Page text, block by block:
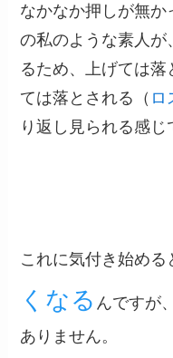
なかなか押しが無
の私のような素人が
るため、上げては落
ては落とされる（ ロ
り返し見られる感じ
これに気付き始める
くなる んですが
ありません。